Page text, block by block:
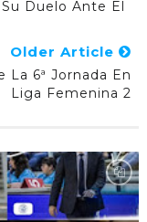
Duelo Ante El
Older Article
La 6ª Jornada En
Liga Femenina 2